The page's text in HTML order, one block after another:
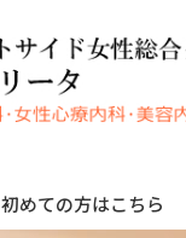
初めての方はこちら